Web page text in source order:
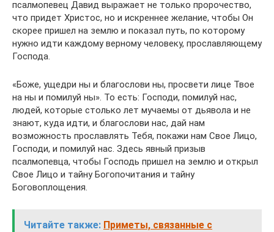
псалмопевец Давид выражает не только пророчество,
что придет Христос, но и искреннее желание, чтобы Он
скорее пришел на землю и показал путь, по которому
нужно идти каждому верному человеку, прославляющему
Господа.
«Боже, ущедри ны и благослови ны, просвети лице Твое
на ны и помилуй ны». То есть: Господи, помилуй нас,
людей, которые столько лет мучаемы от дьявола и не
знают, куда идти, и благослови нас, дай нам
возможность прославлять Тебя, покажи нам Свое Лицо,
Господи, и помилуй нас. Здесь явный призыв
псалмопевца, чтобы Господь пришел на землю и открыл
Свое Лицо и тайну Богопочитания и тайну
Боговоплощения.
Читайте также: Приметы, связанные с